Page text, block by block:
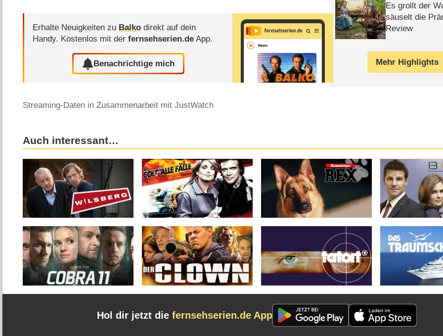
Erhalte Neuigkeiten zu Balko direkt auf dein
Handy. Kostenlos mit derfernsehserien.de App.
Benachrichtige mich
Streaming-Daten in Zusammenarbeit mit JustWatch
Es grollt der
säuselt die
Review
Mehr Highlights
Auch interessant…
Hol dir jetzt die fernsehserien.de App